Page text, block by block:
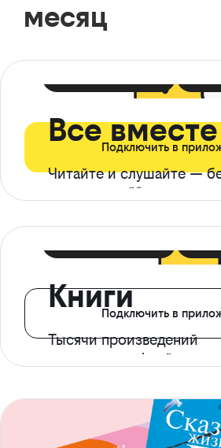
месяц
Все вместе
Читайте и слушайте —
ограничений*
Подключить в
Книги
Тысячи произведений
с доступом офлайн
Подключить в